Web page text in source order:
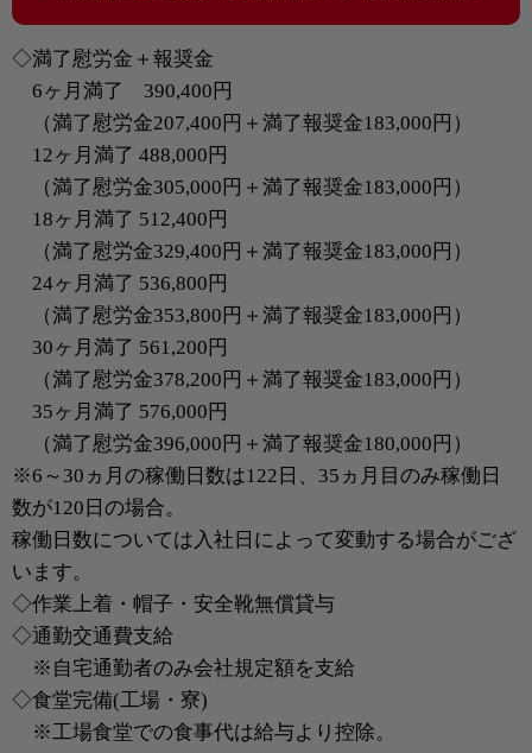
◇満了慰労金＋報奨金
6ヶ月満了 390,400円
（満了慰労金207,400円＋満了報奨金183,000円）
12ヶ月満了 488,000円
（満了慰労金305,000円＋満了報奨金183,000円）
18ヶ月満了 512,400円
（満了慰労金329,400円＋満了報奨金183,000円）
24ヶ月満了 536,800円
（満了慰労金353,800円＋満了報奨金183,000円）
30ヶ月満了 561,200円
（満了慰労金378,200円＋満了報奨金183,000円）
35ヶ月満了 576,000円
（満了慰労金396,000円＋満了報奨金180,000円）
※6～30ヵ月の稼働日数は122日、35ヵ月目のみ稼働日
数が120日の場合。
稼働日数については入社日によって変動する場合がござ
います。
◇作業上着・帽子・安全靴無償貸与
◇通勤交通費支給
※自宅通勤者のみ会社規定額を支給
◇食堂完備(工場・寮)
※工場食堂での食事代は給与より控除。